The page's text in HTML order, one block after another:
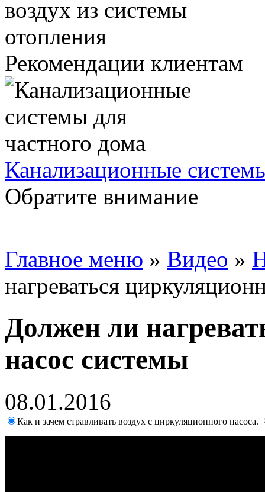
Рекомендации клиентам
Канализационные
Обратите внимание
Главное меню » Видео »
нагреваться
Должен ли
насос системы
08.01.2016
Как и зачем стравливать воздух с циркуляционного насоса.